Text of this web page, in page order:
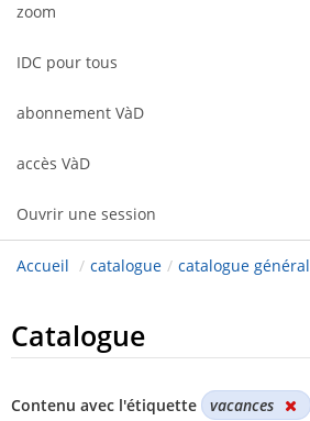
zoom
IDC pour tous
abonnement VàD
accès VàD
Ouvrir une session
Accueil / catalogue / catalogue général
Catalogue
Contenu avec l'étiquette vacances